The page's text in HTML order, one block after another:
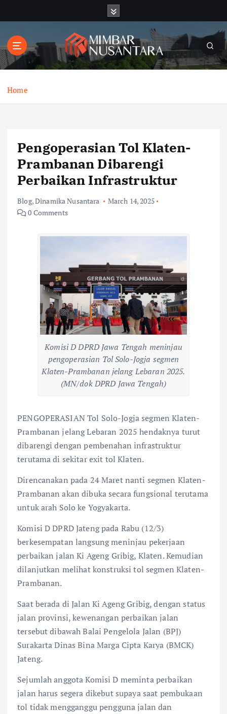
t
o
Home
Pengoperasian Tol Klaten-
Prambanan Dibarengi
Perbaikan Infrastruktur
Blog,Dinamika Nusantara
March 14, 2025
0 Comments
Komisi D DPRD Jawa Tengah meninjau
pengoperasian Tol Solo-Jogja segmen
Klaten-Prambanan jelang Lebaran 2025.
(MN/dok DPRD Jawa Tengah)
PENGOPERASIAN Tol Solo-Jogja segmen Klaten-
Prambanan jelang Lebaran 2025 hendaknya turut
dibarengi dengan pembenahan infrastruktur
terutama di sekitar exit tol Klaten.
Direncanakan pada 24 Maret nanti segmen Klaten-
Prambanan akan dibuka secara fungsional terutama
untuk arah Solo ke Yogyakarta.
Komisi D DPRD Jateng pada Rabu (12/3)
berkesempatan langsung meninjau pekerjaan
perbaikan jalan Ki Ageng Gribig, Klaten. Kemudian
dilanjutkan melihat konstruksi tol segmen Klaten-
Prambanan.
Saat berada di Jalan Ki Ageng Gribig, dengan status
jalan provinsi, kewenangan perbaikan jalan
tersebut dibawah Balai Pengelola Jalan (BPJ)
Surakarta Dinas Bina Marga Cipta Karya (BMCK)
Jateng.
Sejumlah anggota Komisi D meminta perbaikan
jalan harus segera dikebut supaya saat pembukaan
tol tidak mengganggu pengguna jalan dan